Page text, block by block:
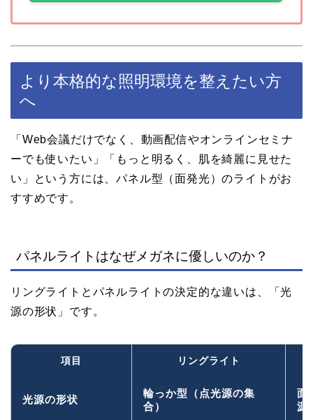
より本格的な照明環境を整えたい方
へ
「Web会議だけでなく、動画配信やオンラインセミナ
ーでも使いたい」「もっと明るく、肌を綺麗に見せた
い」という方には、パネル型（面発光）のライトがお
すすめです。
パネルライトはなぜメガネに優しいのか？
リングライトとパネルライトの決定的な違いは、「光
源の形状」です。
項目 リングライト
光源の形状
輪っか型（点光源の集
合）
面
源